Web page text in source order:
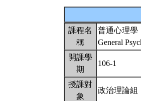
課程名
稱
普通心理學
General
開課學
期
106-1
授課對
象
政治理論組